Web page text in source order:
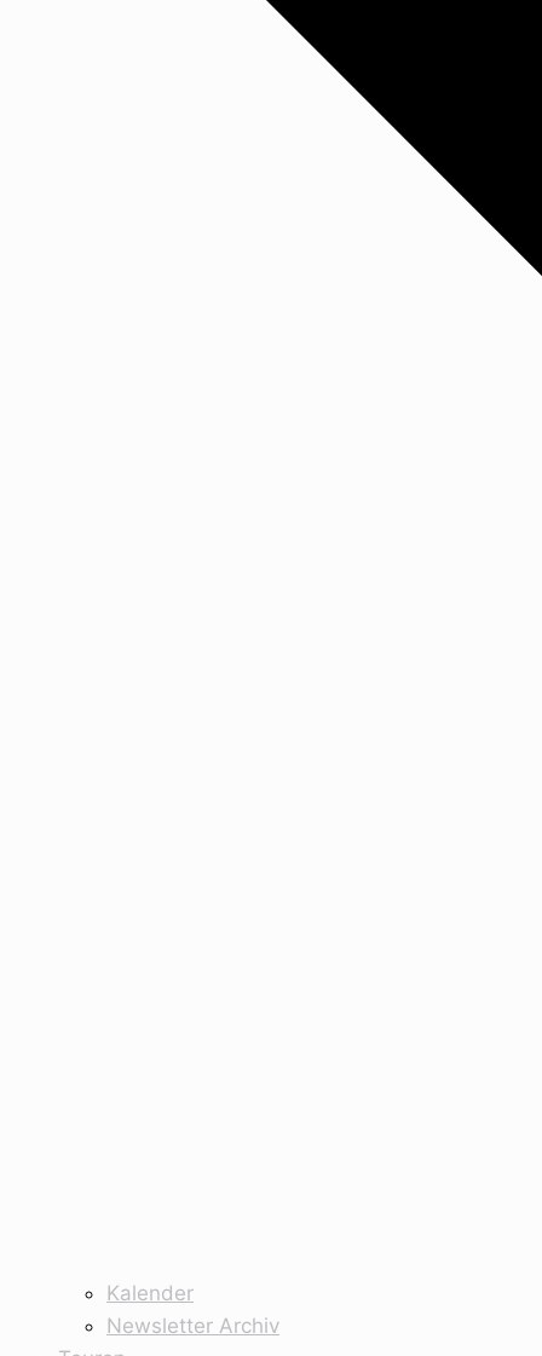
Kalender
Newsletter Archiv